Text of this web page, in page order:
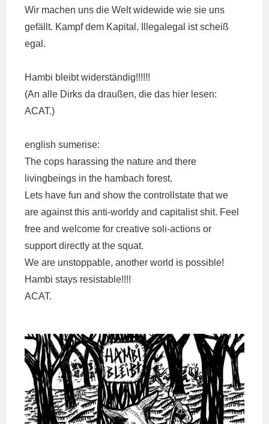
Wir machen uns die Welt widewide wie sie uns
gefällt. Kampf dem Kapital, Illegalegal ist scheiß
egal.
Hambi bleibt widerständig!!!!!!
(An alle Dirks da draußen, die das hier lesen:
ACAT.)
english sumerise:
The cops harassing the nature and there
livingbeings in the hambach forest.
Lets have fun and show the controllstate that we
are against this anti-worldy and capitalist shit. Feel
free and welcome for creative soli-actions or
support directly at the squat.
We are unstoppable, another world is possible!
Hambi stays resistable!!!!
ACAT.